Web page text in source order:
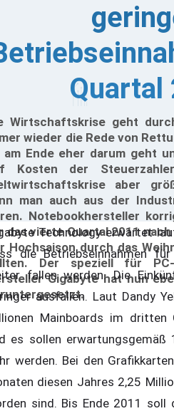
Quartal
Wirtschaftskrise geht
wieder die Rede von
am Ende eher darum geht
Kosten der
aber
man auch aus der
Notebookhersteller
das vierte Quartal 2011
Hochsaison durch das
Der speziell für PC-
Gigabyte hat nun
Technology erwartet
die Betriebseinnahmen
fallen werden. Die
ausfallen. Laut Dandy
Mainboards im dritten
es sollen erwartungsgemäß
werden. Bei den
diesen Jahres 2,25
sind. Bis Ende 2011 soll